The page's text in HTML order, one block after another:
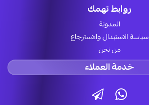
روابط تهمك
المدونة
سياسة الاستبدال والاسترجاع
من نحن
خدمة العملاء